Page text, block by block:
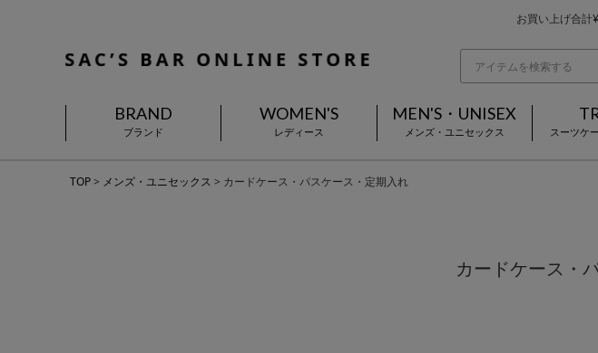
基本配送料
BRAND
ブランド
WOMEN'S
レディース
MEN'S・UNISEX
メンズ・ユニセックス スーツケ
TOP メンズ・ユニセックス カードケース・パスケース・定期入れ
カードケース・